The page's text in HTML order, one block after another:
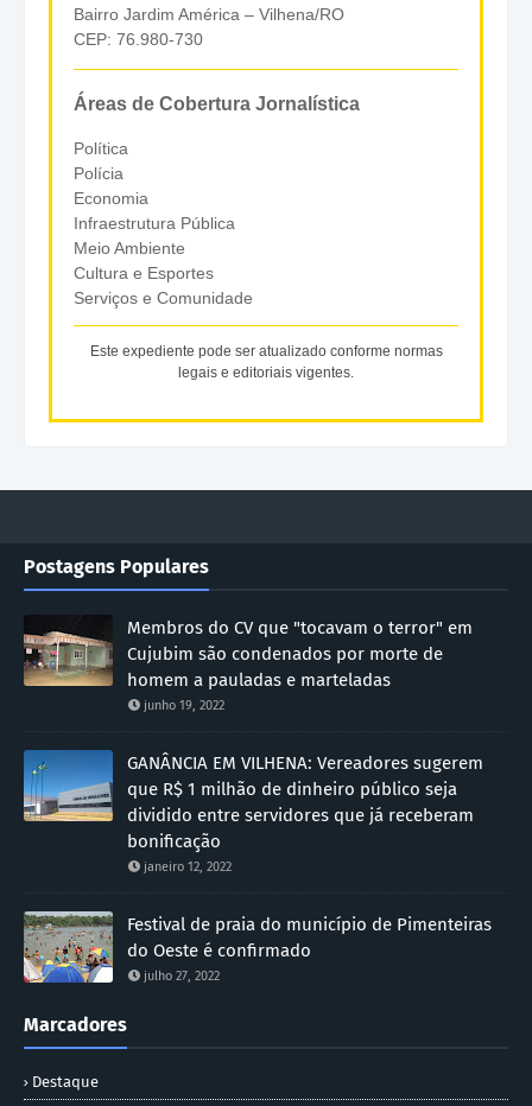
Bairro Jardim América – Vilhena/RO
CEP: 76.980-730
Áreas de Cobertura Jornalística
Política
Polícia
Economia
Infraestrutura Pública
Meio Ambiente
Cultura e Esportes
Serviços e Comunidade
Este expediente pode ser atualizado conforme normas
legais e editoriais vigentes.
Postagens Populares
Membros do CV que "tocavam o terror" em
Cujubim são condenados por morte de
homem a pauladas e marteladas
junho 19, 2022
GANÂNCIA EM VILHENA: Vereadores sugerem
que R$ 1 milhão de dinheiro público seja
dividido entre servidores que já receberam
bonificação
janeiro 12, 2022
Festival de praia do município de Pimenteiras
do Oeste é confirmado
julho 27, 2022
Marcadores
Destaque